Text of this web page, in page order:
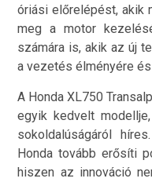
óriási előrelépést, akik
meg a motor
számára is, akik az új
a vezetés élményére
A Honda XL750
egyik kedvelt
sokoldalúságáról
Honda tovább erősíti
hiszen az innováció